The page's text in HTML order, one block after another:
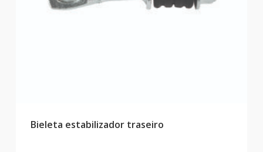
Bieleta estabilizador traseiro